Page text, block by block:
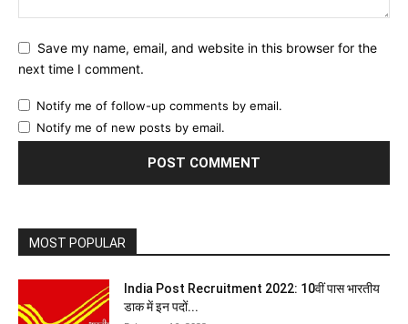
Save my name, email, and website in this browser for the
next time I comment.
Notify me of follow-up comments by email.
Notify me of new posts by email.
MOST POPULAR
India Post Recruitment 2022: 10वीं पास भारतीय
डाक में इन पदों...